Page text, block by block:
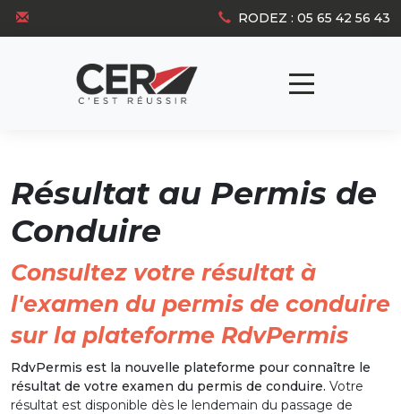
Panneau de gestion des cookies RODEZ : 05 65 42 56 43
Résultat au Permis de
Conduire
Consultez votre résultat à
l'examen du permis de conduire
sur la plateforme RdvPermis
RdvPermis est la nouvelle plateforme pour connaître le
résultat de votre examen du permis de conduire. Votre
résultat est disponible dès le lendemain du passage de